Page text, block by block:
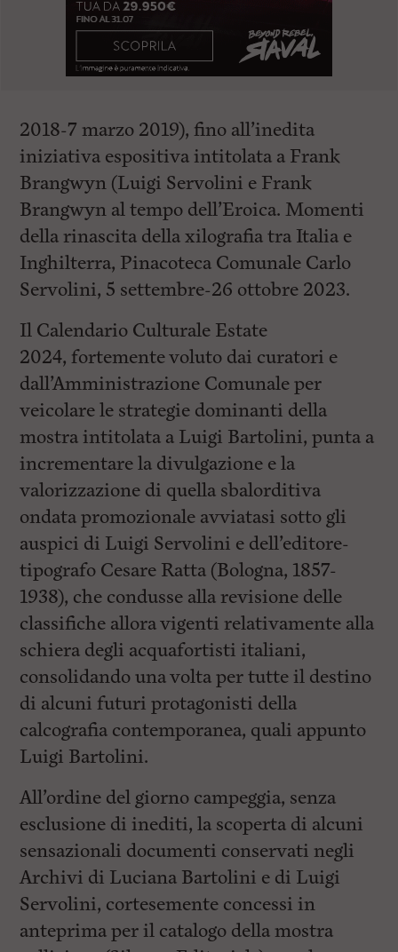
2018-7 marzo 2019), fino all’inedita
iniziativa espositiva intitolata a Frank
Brangwyn (Luigi Servolini e Frank
Brangwyn al tempo dell’Eroica. Momenti
della rinascita della xilografia tra Italia e
Inghilterra, Pinacoteca Comunale Carlo
Servolini, 5 settembre-26 ottobre 2023.
Il Calendario Culturale Estate
2024, fortemente voluto dai curatori e
dall’Amministrazione Comunale per
veicolare le strategie dominanti della
mostra intitolata a Luigi Bartolini, punta a
incrementare la divulgazione e la
valorizzazione di quella sbalorditiva
ondata promozionale avviatasi sotto gli
auspici di Luigi Servolini e dell’editore-
tipografo Cesare Ratta (Bologna, 1857-
1938), che condusse alla revisione delle
classifiche allora vigenti relativamente alla
schiera degli acquafortisti italiani,
consolidando una volta per tutte il destino
di alcuni futuri protagonisti della
calcografia contemporanea, quali appunto
Luigi Bartolini.
All’ordine del giorno campeggia, senza
esclusione di inediti, la scoperta di alcuni
sensazionali documenti conservati negli
Archivi di Luciana Bartolini e di Luigi
Servolini, cortesemente concessi in
anteprima per il catalogo della mostra